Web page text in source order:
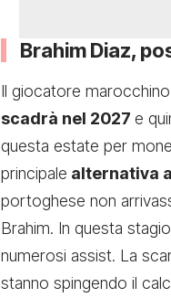
Brahim Diaz,
Il giocatore
scadrà nel 2027 e
questa estate per
principale alternativa
portoghese non
Brahim. In questa
numerosi assist. La
stanno spingendo il